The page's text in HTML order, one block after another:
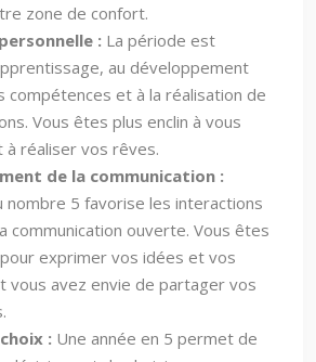
zone de confort.
: La période est
au développement
compétences et à la réalisation de
Vous êtes plus enclin à vous
à réaliser vos rêves.
de la communication :
nombre 5 favorise les interactions
communication ouverte. Vous êtes
pour exprimer vos idées et vos
vous avez envie de partager vos
: Une année en 5 permet de